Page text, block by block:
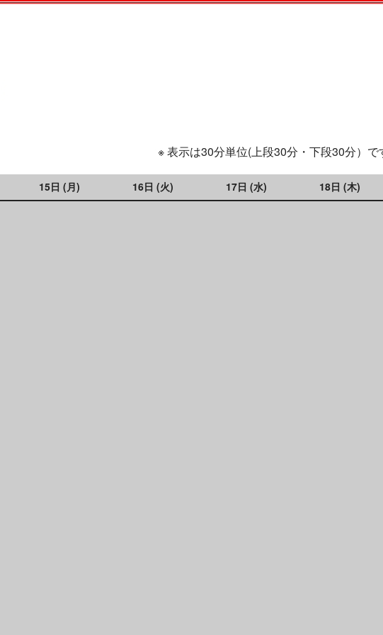
※ 表示は30分単位(上段30分・下段30分）で
15日 (月) 16日 (火) 17日 (水) 18日 (木)